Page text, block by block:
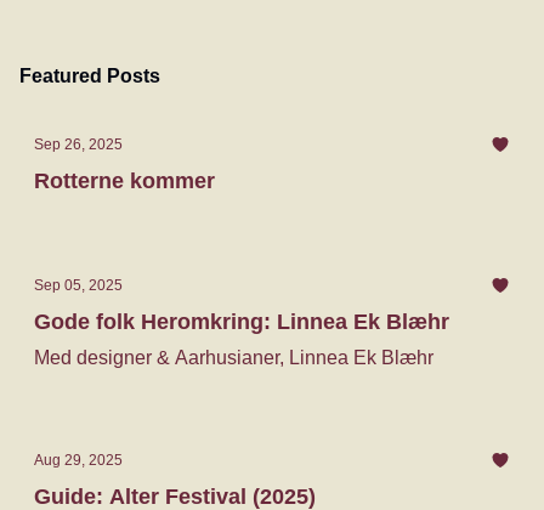
Featured Posts
Sep 26, 2025
Rotterne kommer
Sep 05, 2025
Gode folk Heromkring: Linnea Ek Blæhr
Med designer & Aarhusianer, Linnea Ek Blæhr
Aug 29, 2025
Guide: Alter Festival (2025)